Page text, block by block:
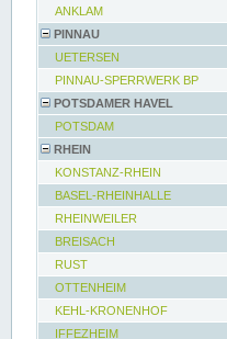
ANKLAM
PINNAU
UETERSEN
PINNAU-SPERRWERK BP
POTSDAMER HAVEL
POTSDAM
RHEIN
KONSTANZ-RHEIN
BASEL-RHEINHALLE
RHEINWEILER
BREISACH
RUST
OTTENHEIM
KEHL-KRONENHOF
IFFEZHEIM